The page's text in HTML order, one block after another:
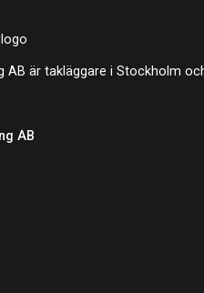
AB är takläggare i Stockholm
AB